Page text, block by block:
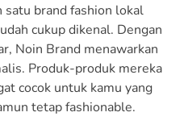
satu brand fashion lokal
cukup dikenal. Dengan
Noin Brand menawarkan
Produk-produk mereka
cocok untuk kamu yang
tetap fashionable.